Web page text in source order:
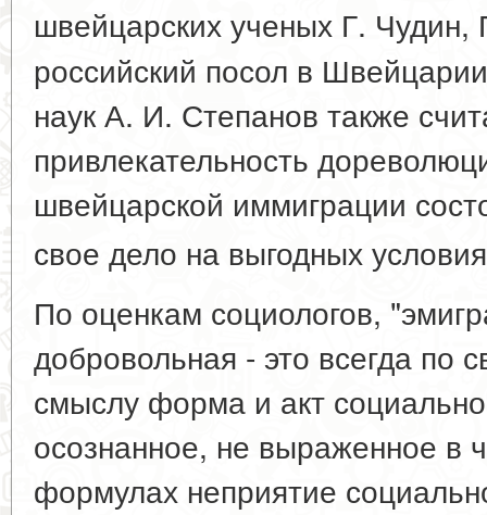
швейцарских ученых Г.
российский посол в
наук А. И. Степанов также
привлекательность
швейцарской иммиграции
свое дело на выгодных
По оценкам социологов,
добровольная - это всегда по
смыслу форма и акт
осознанное, не выраженное в
формулах неприятие